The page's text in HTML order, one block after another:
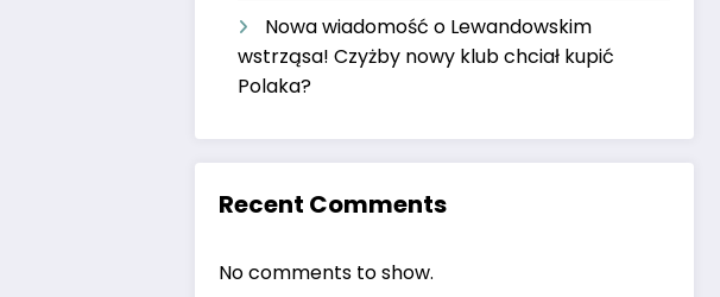
Nowa wiadomość o Lewandowskim
wstrząsa! Czyżby nowy klub chciał kupić
Polaka?
Recent Comments
No comments to show.